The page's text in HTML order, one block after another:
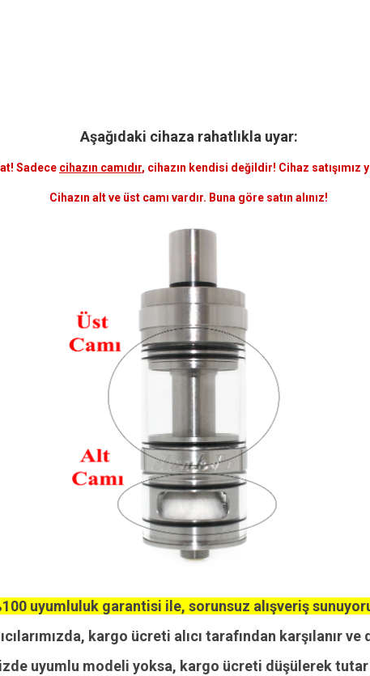
Aşağıdaki cihaza rahatlıkla uyar:
Sadece cihazın camıdır, cihazın kendisi değildir! Cihaz satışımız
Cihazın alt ve üst camı vardır. Buna göre satın alınız!
uyumluluk garantisi ile, sorunsuz alışveriş
kargo ücreti alıcı tarafından karşılanır
uyumlu modeli yoksa, kargo ücreti düşülerek